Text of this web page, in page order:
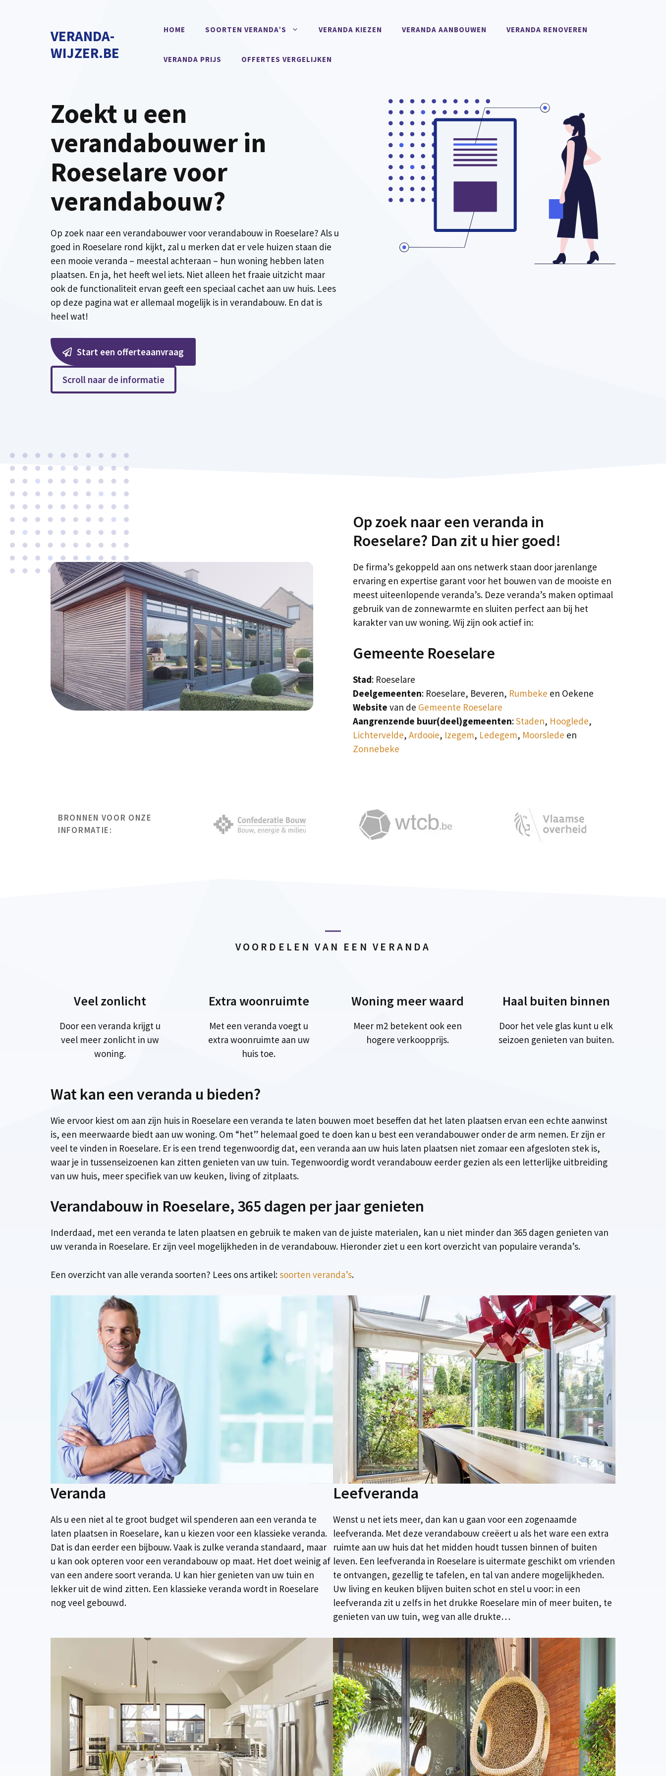
VERANDA-
WIJZER.BE
HOME SOORTEN VERANDA’S VERANDA KIEZEN VERANDA AANBOUWEN VERANDA RENOVEREN
VERANDA PRIJS OFFERTES VERGELIJKEN
Zoekt u een
verandabouwer in
Roeselare voor
verandabouw?
Op zoek naar een verandabouwer voor verandabouw in Roeselare? Als u
goed in Roeselare rond kijkt, zal u merken dat er vele huizen staan die
een mooie veranda – meestal achteraan – hun woning hebben laten
plaatsen. En ja, het heeft wel iets. Niet alleen het fraaie uitzicht maar
ook de functionaliteit ervan geeft een speciaal cachet aan uw huis. Lees
op deze pagina wat er allemaal mogelijk is in verandabouw. En dat is
heel wat!
Start een offerteaanvraag
Scroll naar de informatie
Op zoek naar een veranda in
Roeselare? Dan zit u hier goed!
De firma’s gekoppeld aan ons netwerk staan door jarenlange
ervaring en expertise garant voor het bouwen van de mooiste en
meest uiteenlopende veranda’s. Deze veranda’s maken optimaal
gebruik van de zonnewarmte en sluiten perfect aan bij het
karakter van uw woning. Wij zijn ook actief in:
Gemeente Roeselare
Stad: Roeselare
Deelgemeenten: Roeselare, Beveren, Rumbeke en Oekene
Website van de Gemeente Roeselare
Aangrenzende buur(deel)gemeenten:Staden, Hooglede,
Lichtervelde, Ardooie, Izegem, Ledegem, Moorslede en
Zonnebeke
BRONNEN VOOR ONZE
INFORMATIE:
VOORDELEN VAN EEN VERANDA
Veel zonlicht
Door een veranda krijgt u
veel meer zonlicht in uw
woning.
Extra woonruimte
Met een veranda voegt u
extra woonruimte aan uw
huis toe.
Woning meer waard
Meer m2 betekent ook een
hogere verkoopprijs.
Haal buiten binnen
Door het vele glas kunt u elk
seizoen genieten van buiten.
Wat kan een veranda u bieden?
Wie ervoor kiest om aan zijn huis in Roeselare een veranda te laten bouwen moet beseffen dat het laten plaatsen ervan een echte aanwinst
is, een meerwaarde biedt aan uw woning. Om “het” helemaal goed te doen kan u best een verandabouwer onder de arm nemen. Er zijn er
veel te vinden in Roeselare. Er is een trend tegenwoordig dat, een veranda aan uw huis laten plaatsen niet zomaar een afgesloten stek is,
waar je in tussenseizoenen kan zitten genieten van uw tuin. Tegenwoordig wordt verandabouw eerder gezien als een letterlijke uitbreiding
van uw huis, meer specifiek van uw keuken, living of zitplaats.
Verandabouw in Roeselare, 365 dagen per jaar genieten
Inderdaad, met een veranda te laten plaatsen en gebruik te maken van de juiste materialen, kan u niet minder dan 365 dagen genieten van
uw veranda in Roeselare. Er zijn veel mogelijkheden in de verandabouw. Hieronder ziet u een kort overzicht van populaire veranda’s.
Een overzicht van alle veranda soorten? Lees ons artikel:soorten veranda’s.
Veranda
Als u een niet al te groot budget wil spenderen aan een veranda te
laten plaatsen in Roeselare, kan u kiezen voor een klassieke veranda.
Dat is dan eerder een bijbouw. Vaak is zulke veranda standaard, maar
u kan ook opteren voor een verandabouw op maat. Het doet weinig af
van een andere soort veranda. U kan hier genieten van uw tuin en
lekker uit de wind zitten. Een klassieke veranda wordt in Roeselare
nog veel gebouwd.
Leefveranda
Wenst u net iets meer, dan kan u gaan voor een zogenaamde
leefveranda. Met deze verandabouw creëert u als het ware een extra
ruimte aan uw huis dat het midden houdt tussen binnen of buiten
leven. Een leefveranda in Roeselare is uitermate geschikt om vrienden
te ontvangen, gezellig te tafelen, en tal van andere mogelijkheden.
Uw living en keuken blijven buiten schot en stel u voor: in een
leefveranda zit u zelfs in het drukke Roeselare min of meer buiten, te
genieten van uw tuin, weg van alle drukte…